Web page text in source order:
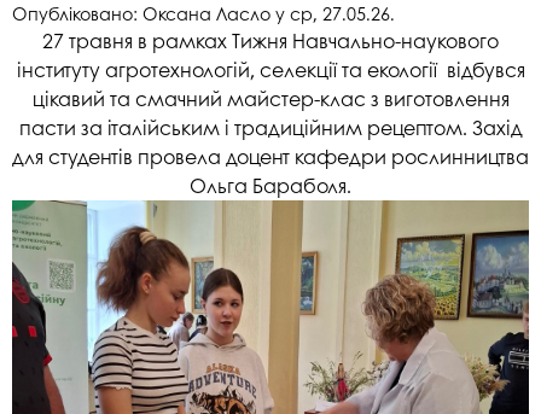
Опубліковано: Оксана Ласло у ср, 27.05.26.
27 травня в рамках Тижня Навчально-наукового
інституту агротехнологій, селекції та екології відбувся
цікавий та смачний майстер-клас з виготовлення
пасти за італійським і традиційним рецептом. Захід
для студентів провела доцент кафедри рослинництва
Ольга Бараболя.